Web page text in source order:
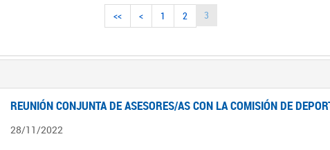
<< < 1 2 3
REUNIÓN CONJUNTA DE ASESORES/AS CON LA COMISIÓN DE
28/11/2022